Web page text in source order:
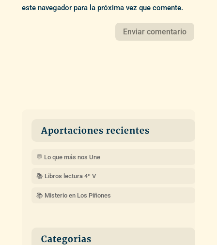
este navegador para la próxima vez que comente.
Aportaciones recientes
💬 Lo que más nos Une
📚 Libros lectura 4º V
📚 Misterio en Los Piñones
Categorias